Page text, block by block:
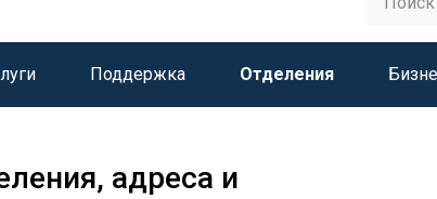
Поддержка Отделения
адреса и